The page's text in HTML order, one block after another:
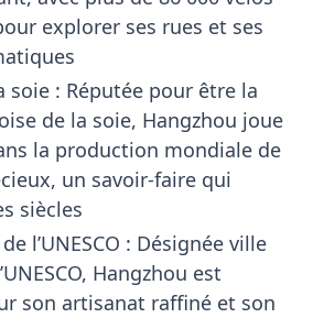
explorer ses rues et ses
soie : Réputée pour être la
de la soie, Hangzhou joue
la production mondiale de
un savoir-faire qui
siècles
l’UNESCO : Désignée ville
Hangzhou est
son artisanat raffiné et son